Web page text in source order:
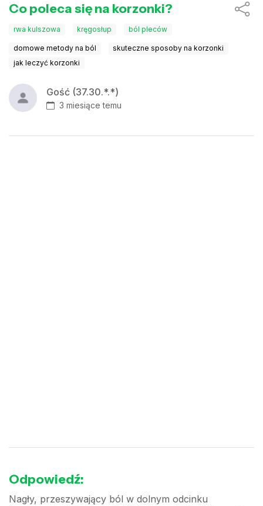
Co poleca się na korzonki?
rwa kulszowa kręgosłup ból pleców
domowe metody na ból
skuteczne sposoby na korzonki
jak leczyć korzonki
Gość (37.30.*.*)
3 miesiące temu
Odpowiedź:
Nagły, przeszywający ból w dolnym odcinku